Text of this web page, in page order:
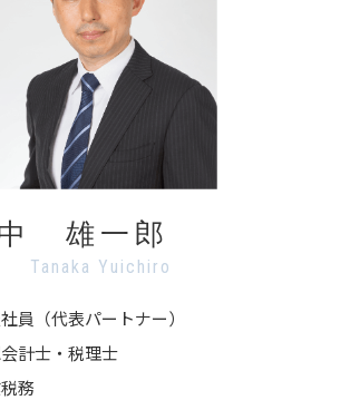
中 雄一郎
Tanaka Yuichiro
員（代表パートナー）
計士・税理士
務